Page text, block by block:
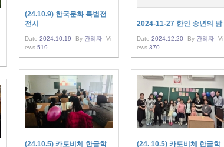
2024-11-27 한인 송년의 밤
Date 2024.12.20 By 관리자
Vi
ews 370
(24.10.9) 한국문화 특별전
전시
Date 2024.10.19 By 관리자
Vi
ews 519
(24.10.5) 카토비체 한글학 (24. 10.5) 카토비체 한글학